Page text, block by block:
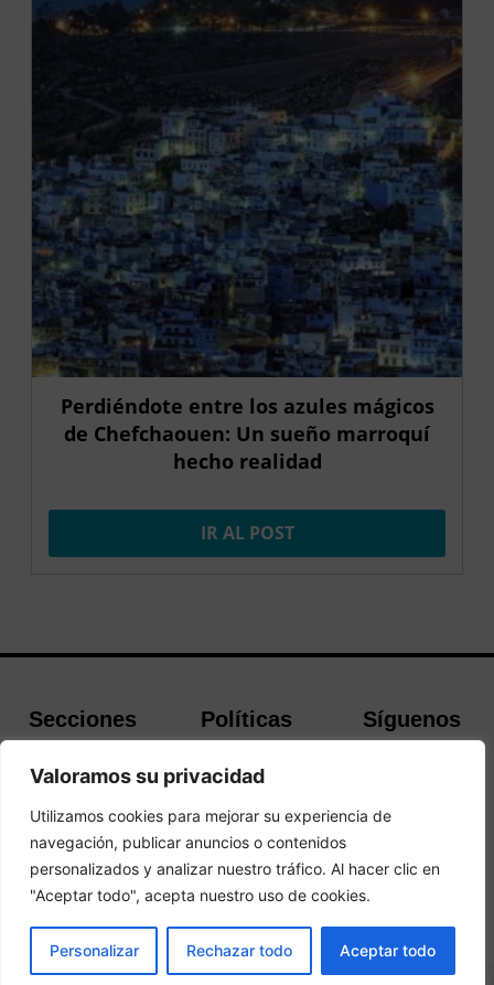
Valoramos su privacidad
Utilizamos cookies para mejorar su experiencia de
navegación, publicar anuncios o contenidos
personalizados y analizar nuestro tráfico. Al hacer clic en
"Aceptar todo", acepta nuestro uso de cookies.
Personalizar Rechazar todo Aceptar todo
PRENOTA
Perdiéndote entre los azules mágicos
de Chefchaouen: Un sueño marroquí
hecho realidad
IR AL POST
Secciones
Buscador de
Hoteles
Guías de Viajes
Políticas
cookies
Aviso Legal
Política de
Privacidad
Síguenos
Twitter